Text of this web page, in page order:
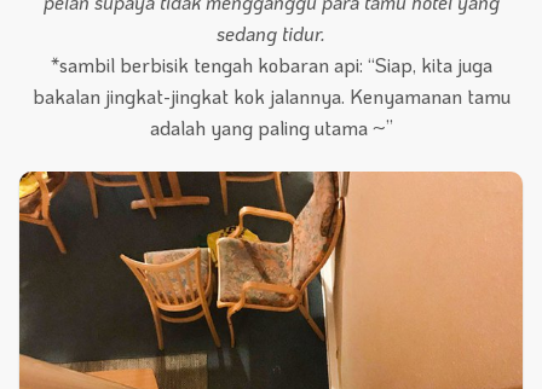
sedang tidur.
*sambil berbisik tengah kobaran api: “Siap, kita juga
bakalan jingkat-jingkat kok jalannya. Kenyamanan tamu
adalah yang paling utama ~”